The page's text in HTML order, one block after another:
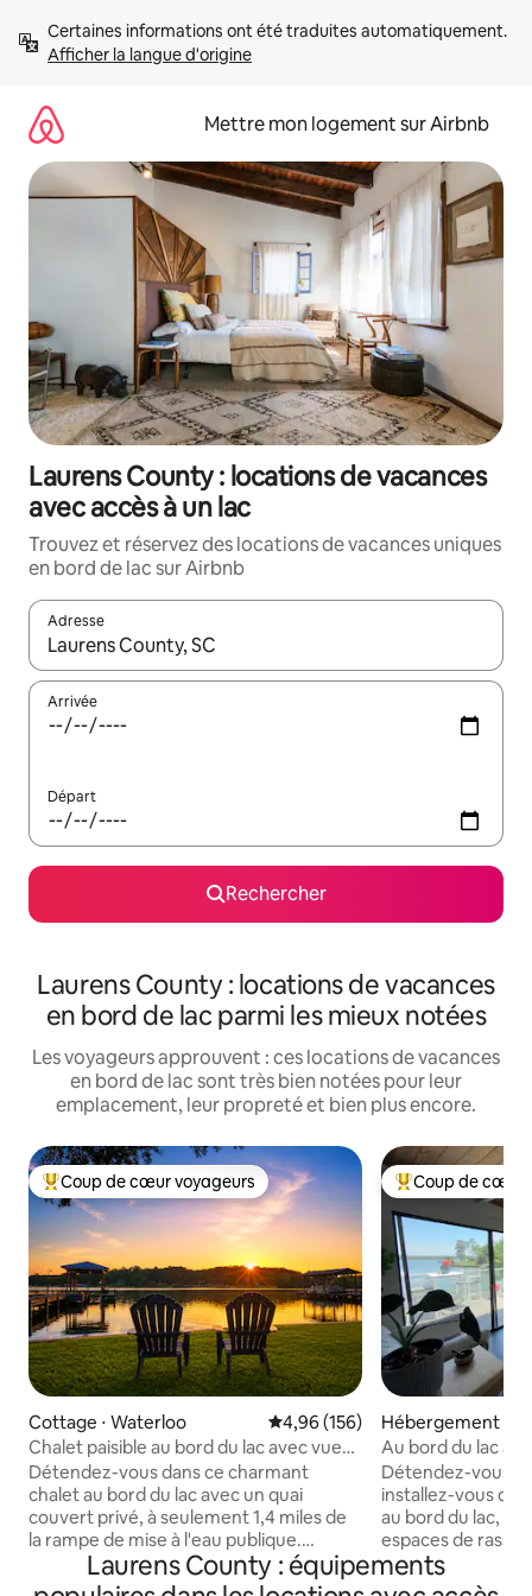
directement
Afficher la langue d'origine
Mettre mon logement sur Airbnb
Laurens County : locations de vacances
avec accès à un lac
Trouvez et réservez des locations de vacances uniques
en bord de lac sur Airbnb
Adresse
Lorsque les résultats s'affichent, utilisez les flèches vers le
Arrivée
Départ
Rechercher
Laurens County : locations de vacances
en bord de lac parmi les mieux notées
Les voyageurs approuvent : ces locations de vacances
en bord de lac sont très bien notées pour leur
emplacement, leur propreté et bien plus encore.
Coups de cœur voyageurs les plus appréciés
Coup de cœur voyageurs
Cottage ⋅ Waterloo Évaluation moyenne sur la
4,96 (156)
Chalet paisible au bord du lac avec vues
imprenables
Détendez-vous dans ce charmant
chalet au bord du lac avec un quai
couvert privé, à seulement 1,4 miles de
la rampe de mise à l'eau publique.
Profitez d'un accès facile à l'eau depuis
un terrain plat rare avec une grande
Coups de cœur
Coup de cœur
Hébergement ⋅
Au bord du lac
clôturé.
Détendez-vous,
installez-vous
au bord du lac,
espaces de
confortables et
pourrez amarrer
Laurens County : équipements